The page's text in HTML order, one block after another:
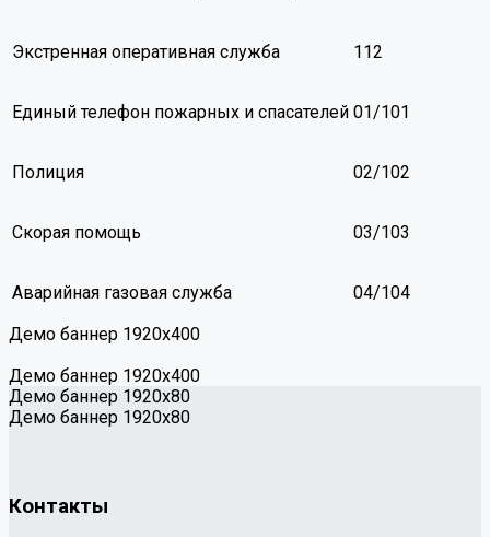
Экстренная оперативная служба 112
Единый телефон пожарных и спасателей 01/101
Полиция 02/102
Скорая помощь 03/103
Аварийная газовая служба
04/104
Демо баннер 1920х400
Демо баннер 1920х400
Демо баннер 1920x80
Демо баннер 1920x80
Контакты